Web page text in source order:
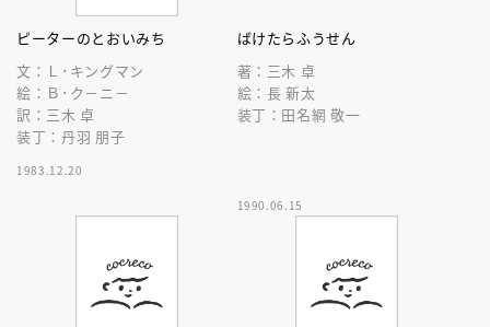
ピーターのとおいみち
文：Ｌ･キングマン
絵：Ｂ･ク－ニ－
訳：三木 卓
装丁：丹羽 朋子
1983.12.20
ばけたらふうせん
著：三木 卓
絵：長 新太
装丁：田名網 敬一
1990.06.15